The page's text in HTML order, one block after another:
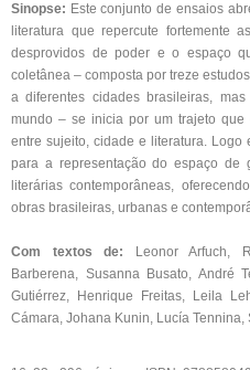
Sinopse: Este conjunto de ensaios
literatura que repercute fortemente
desprovidos de poder e o espaço
coletânea – composta por treze
a diferentes cidades brasileiras,
mundo – se inicia por um trajeto
entre sujeito, cidade e literatura.
para a representação do espaço de
literárias contemporâneas,
obras brasileiras, urbanas e
Com textos de:
Leonor Arfuch,
Barberena, Susanna Busato, André
Gutiérrez, Henrique Freitas, Leila
Cámara, Johana Kunin, Lucía